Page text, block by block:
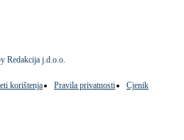
Redakcija j.d.o.o.
korištenja Pravila privatnosti
Cjenik